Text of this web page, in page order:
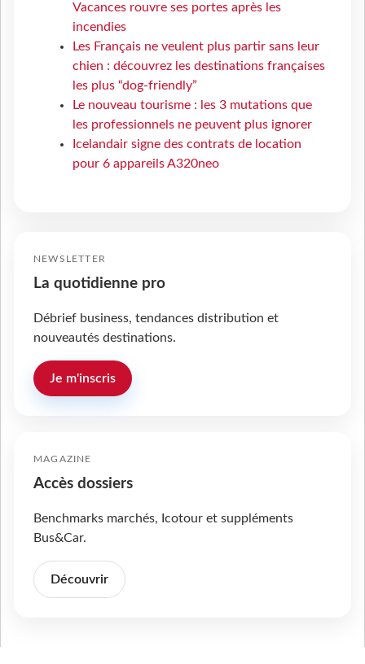
Vacances rouvre ses portes après les
incendies
Les Français ne veulent plus partir sans leur
chien : découvrez les destinations françaises
les plus “dog-friendly”
Le nouveau tourisme : les 3 mutations que
les professionnels ne peuvent plus ignorer
Icelandair signe des contrats de location
pour 6 appareils A320neo
NEWSLETTER
La quotidienne pro
Débrief business, tendances distribution et
nouveautés destinations.
Je m'inscris
MAGAZINE
Accès dossiers
Benchmarks marchés, Icotour et suppléments
Bus&Car.
Découvrir